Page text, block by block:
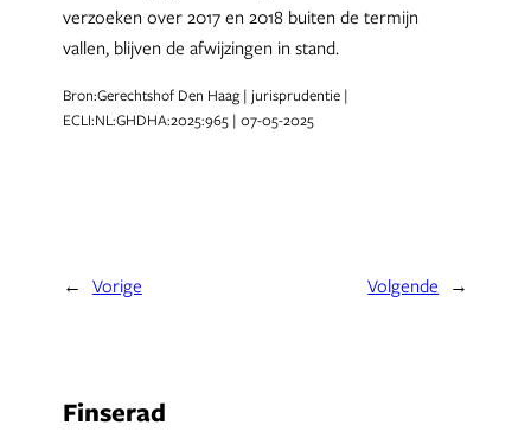
verzoeken over 2017 en 2018 buiten de termijn
vallen, blijven de afwijzingen in stand.
Bron:Gerechtshof Den Haag | jurisprudentie |
ECLI:NL:GHDHA:2025:965 | 07-05-2025
← Vorige Volgende →
Finserad